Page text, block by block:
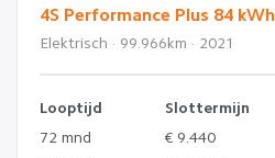
4S Performance Plus 84 kWh
Elektrisch · 99.966km · 2021
Looptijd Slottermijn
72 mnd
€ 9.440